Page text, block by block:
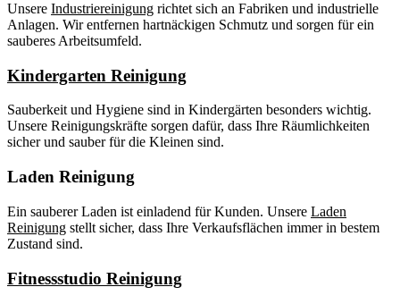
Unsere Industriereinigung richtet sich an Fabriken und industrielle
Anlagen. Wir entfernen hartnäckigen Schmutz und sorgen für ein
sauberes Arbeitsumfeld.
Kindergarten Reinigung
Sauberkeit und Hygiene sind in Kindergärten besonders wichtig.
Unsere Reinigungskräfte sorgen dafür, dass Ihre Räumlichkeiten
sicher und sauber für die Kleinen sind.
Laden Reinigung
Ein sauberer Laden ist einladend für Kunden. Unsere Laden
Reinigung stellt sicher, dass Ihre Verkaufsflächen immer in bestem
Zustand sind.
Fitnessstudio Reinigung